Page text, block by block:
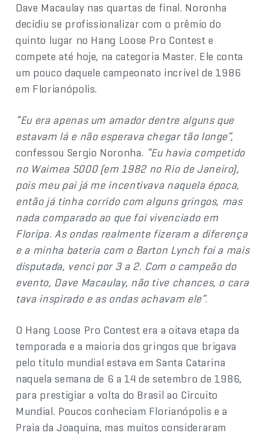
Dave Macaulay nas quartas de final. Noronha
decidiu se profissionalizar com o prêmio do
quinto lugar no Hang Loose Pro Contest e
compete até hoje, na categoria Master. Ele conta
um pouco daquele campeonato incrível de 1986
em Florianópolis.
“Eu era apenas um amador dentre alguns que
estavam lá e não esperava chegar tão longe”,
confessou Sergio Noronha. “Eu havia competido
no Waimea 5000 (em 1982 no Rio de Janeiro),
pois meu pai já me incentivava naquela época,
então já tinha corrido com alguns gringos, mas
nada comparado ao que foi vivenciado em
Floripa. As ondas realmente fizeram a diferença
e a minha bateria com o Barton Lynch foi a mais
disputada, venci por 3 a 2. Com o campeão do
evento, Dave Macaulay, não tive chances, o cara
tava inspirado e as ondas achavam ele”.
O Hang Loose Pro Contest era a oitava etapa da
temporada e a maioria dos gringos que brigava
pelo título mundial estava em Santa Catarina
naquela semana de 6 a 14 de setembro de 1986,
para prestigiar a volta do Brasil ao Circuito
Mundial. Poucos conheciam Florianópolis e a
Praia da Joaquina, mas muitos consideraram